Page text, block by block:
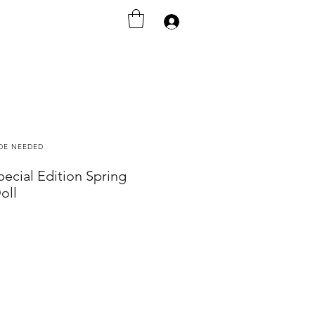
Edition Spring
NEEDED